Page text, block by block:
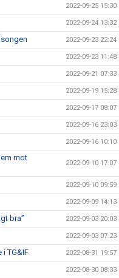
2022-09-25 15:30
2022-09-24 13:32
2022-09-23 22:24
2022-09-23 11:48
2022-09-21 07:33
2022-09-19 15:28
2022-09-17 08:07
2022-09-16 23:03
2022-09-16 10:10
mot
2022-09-10 17:07
2022-09-10 09:59
2022-09-09 14:13
bra” 2022-09-03 20:03
2022-09-03 07:23
i TG&IF 2022-08-31 19:57
2022-08-30 08:33